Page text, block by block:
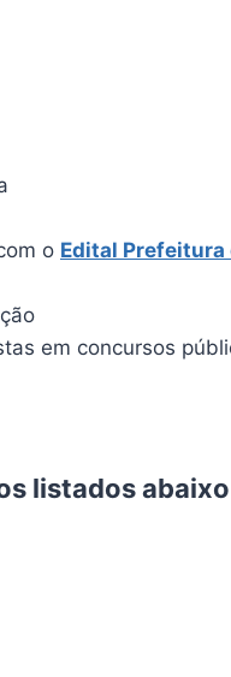
o Edital Prefeitura
em concursos
listados abaixo